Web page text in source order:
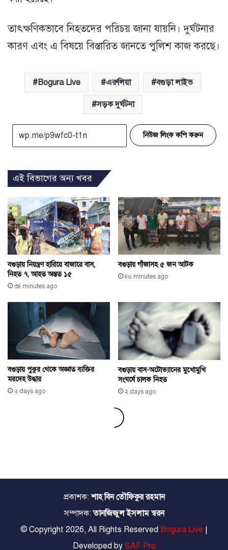
প্রকাশক:শাহ বিন তৌফিকুর রহমান
সম্পাদক:তানজিজুল ইসলাম স্বরন
© Copyright 2026, All Rights Reserved Bogura Live |
Developed by SAF Pro